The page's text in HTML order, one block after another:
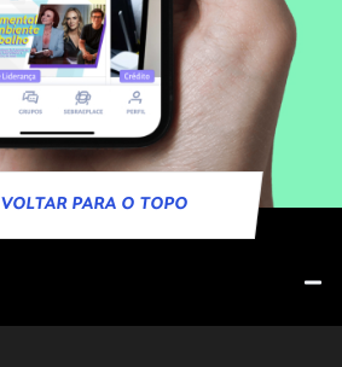
VOLTAR PARA O TOPO